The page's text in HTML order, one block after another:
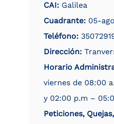
CAI: Galilea
Cuadrante: 05-ago
Teléfono:
Dirección:
Horario
viernes de 08:00
y 02:00 p.m –
Peticiones,